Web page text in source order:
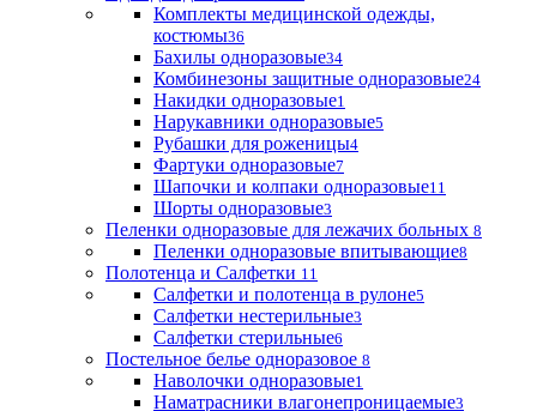
Комплекты медицинской одежды,
костюмы36
Бахилы одноразовые34
Комбинезоны защитные одноразовые24
Накидки одноразовые1
Нарукавники одноразовые5
Рубашки для роженицы4
Фартуки одноразовые7
Шапочки и колпаки одноразовые11
Шорты одноразовые3
Пеленки одноразовые для лежачих больных 8
Пеленки одноразовые впитывающие8
Полотенца и Салфетки 11
Салфетки и полотенца в рулоне5
Салфетки нестерильные3
Салфетки стерильные6
Постельное белье одноразовое 8
Наволочки одноразовые1
Наматрасники влагонепроницаемые3